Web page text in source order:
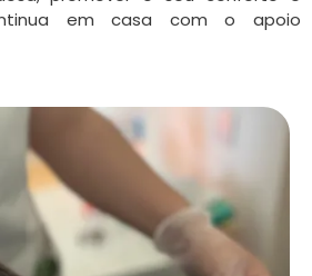
em casa com o apoio